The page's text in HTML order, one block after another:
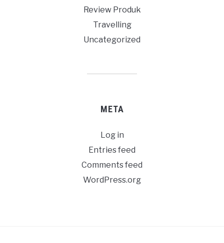
Review Produk
Travelling
Uncategorized
META
Log in
Entries feed
Comments feed
WordPress.org